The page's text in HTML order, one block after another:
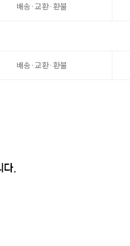
배송·교환·환불
배송·교환·환불